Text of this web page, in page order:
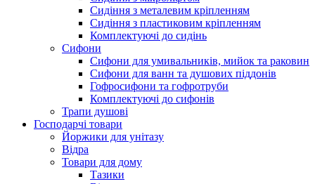
Сидіння з металевим кріпленням
Сидіння з пластиковим кріпленням
Комплектуючі до сидінь
Сифони
Сифони для умивальників, мийок та раковин
Сифони для ванн та душових піддонів
Гофросифони та гофротруби
Комплектуючі до сифонів
Трапи душові
Господарчі товари
Йоржики для унітазу
Відра
Товари для дому
Тазики